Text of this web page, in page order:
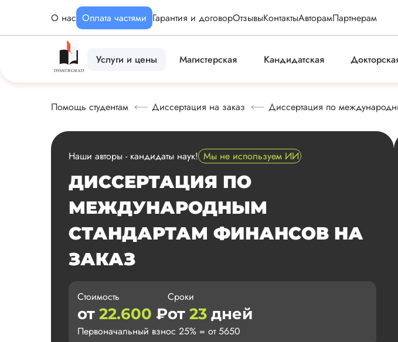
О нас Оплата частями Гарантия и договорОтзывыКонтактыАвторамПартнерам
Услуги и цены Магистерская Кандидатская
Помощь студентам Диссертация на заказ Диссертация по
Наши авторы - кандидаты наук! Мы не используем ИИ
ДИССЕРТАЦИЯ ПО
МЕЖДУНАРОДНЫМ
СТАНДАРТАМ ФИНАНСОВ НА
ЗАКАЗ
Стоимость
от 22.600 ₽
Сроки
от 23 дней
Первоначальный взнос 25% = от 5650